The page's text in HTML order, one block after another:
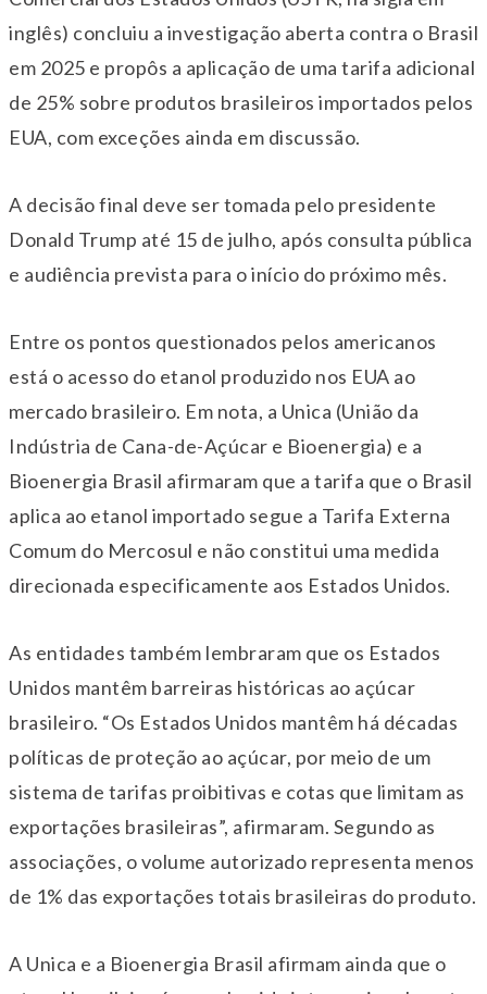
inglês) concluiu a investigação aberta contra o Brasil
em 2025 e propôs a aplicação de uma tarifa adicional
de 25% sobre produtos brasileiros importados pelos
EUA, com exceções ainda em discussão.
A decisão final deve ser tomada pelo presidente
Donald Trump até 15 de julho, após consulta pública
e audiência prevista para o início do próximo mês.
Entre os pontos questionados pelos americanos
está o acesso do etanol produzido nos EUA ao
mercado brasileiro. Em nota, a Unica (União da
Indústria de Cana-de-Açúcar e Bioenergia) e a
Bioenergia Brasil afirmaram que a tarifa que o Brasil
aplica ao etanol importado segue a Tarifa Externa
Comum do Mercosul e não constitui uma medida
direcionada especificamente aos Estados Unidos.
As entidades também lembraram que os Estados
Unidos mantêm barreiras históricas ao açúcar
brasileiro. “Os Estados Unidos mantêm há décadas
políticas de proteção ao açúcar, por meio de um
sistema de tarifas proibitivas e cotas que limitam as
exportações brasileiras”, afirmaram. Segundo as
associações, o volume autorizado representa menos
de 1% das exportações totais brasileiras do produto.
A Unica e a Bioenergia Brasil afirmam ainda que o